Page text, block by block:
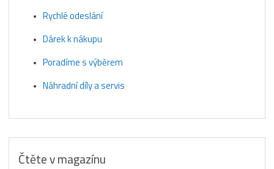
Rychlé odeslání
Dárek k nákupu
Poradíme s výběrem
Náhradní díly a servis
Čtěte v magazínu